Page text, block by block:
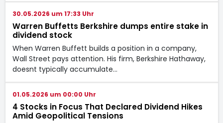
30.05.2026 um 17:33 Uhr
Warren Buffetts Berkshire dumps entire stake in
dividend stock
When Warren Buffett builds a position in a company,
Wall Street pays attention. His firm, Berkshire Hathaway,
doesnt typically accumulate…
01.05.2026 um 00:00 Uhr
4 Stocks in Focus That Declared Dividend Hikes
Amid Geopolitical Tensions